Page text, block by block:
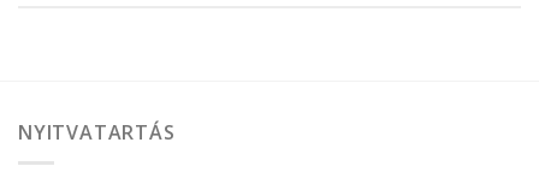
NYITVATARTÁS